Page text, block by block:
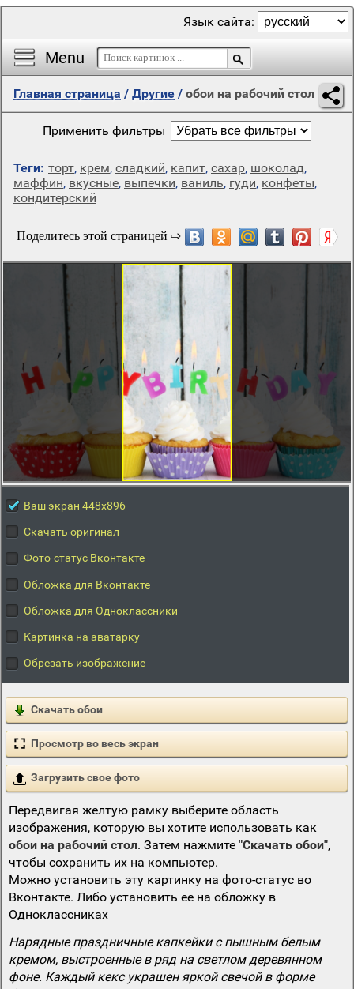
Menu
Язык сайта:
Главная страница / Другие / обои на рабочий стол
Применить фильтры
Теги: торт, крем, сладкий, капит, сахар, шоколад,
маффин, вкусные, выпечки, ваниль, гуди, конфеты,
кондитерский
Ваш экран 448x896
Скачать оригинал
Фото-статус Вконтакте
Обложка для Вконтакте
Обложка для Одноклассники
Картинка на аватарку
Обрезать изображение
Скачать обои
Просмотр во весь экран
Загрузить свое фото
Передвигая желтую рамку выберите область
изображения, которую вы хотите использовать как
обои на рабочий стол. Затем нажмите "Скачать обои",
чтобы сохранить их на компьютер.
Можно установить эту картинку на фото-статус во
Вконтакте. Либо установить ее на обложку в
Одноклассниках
Нарядные праздничные капкейки с пышным белым
кремом, выстроенные в ряд на светлом деревянном
фоне. Каждый кекс украшен яркой свечой в форме